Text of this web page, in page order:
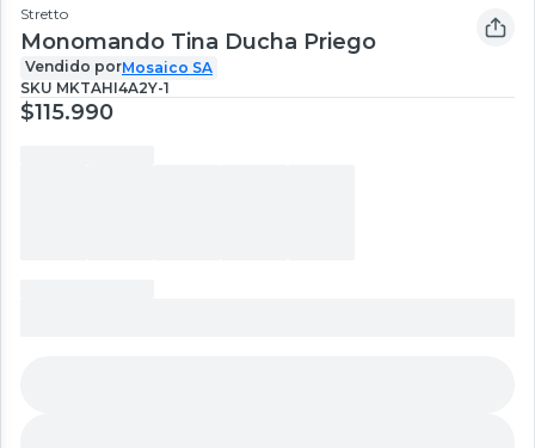
Stretto
Monomando Tina Ducha Priego
Vendido porMosaico SA
SKU MKTAHI4A2Y-1
$115.990